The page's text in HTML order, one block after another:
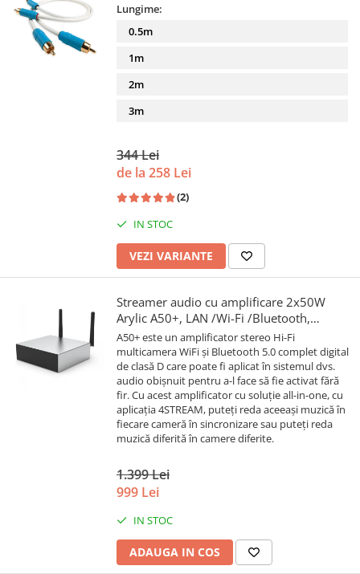
Lungime:
0.5m
1m
2m
3m
344 Lei
de la 258 Lei
(2)
IN STOC
VEZI VARIANTE
Streamer audio cu amplificare 2x50W
Arylic A50+, LAN /Wi-Fi /Bluetooth,
24bit/192kHz, Multiroom
A50+ este un amplificator stereo Hi-Fi
multicamera WiFi și Bluetooth 5.0 complet digital
de clasă D care poate fi aplicat în sistemul dvs.
audio obișnuit pentru a-l face să fie activat fără
fir. Cu acest amplificator cu soluție all-in-one, cu
aplicația 4STREAM, puteți reda aceeași muzică în
fiecare cameră în sincronizare sau puteți reda
muzică diferită în camere diferite.
1.399 Lei
999 Lei
IN STOC
ADAUGA IN COS